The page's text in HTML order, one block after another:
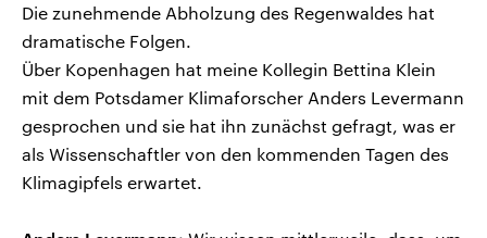
Die zunehmende Abholzung des Regenwaldes hat
dramatische Folgen.
Über Kopenhagen hat meine Kollegin Bettina Klein
mit dem Potsdamer Klimaforscher Anders Levermann
gesprochen und sie hat ihn zunächst gefragt, was er
als Wissenschaftler von den kommenden Tagen des
Klimagipfels erwartet.